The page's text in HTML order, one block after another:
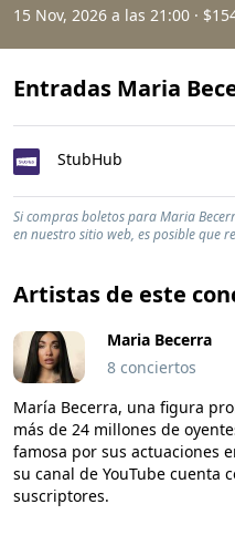
15 Nov, 2026 a las 21:00 ·
Entradas Maria
StubHub
Si compras boletos para Maria
en nuestro sitio web, es posible que
Artistas de este
Maria Becerra
8 conciertos
María Becerra, una figura
más de 24 millones de
famosa por sus actuaciones
su canal de YouTube cuenta
suscriptores.